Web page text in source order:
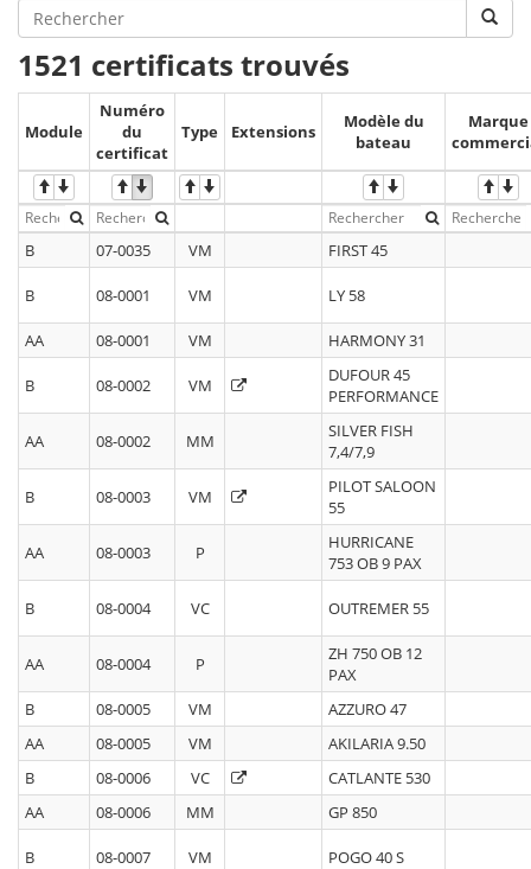
1521 certificats trouvés
Module
Numéro
du
certificat
Type Extensions
Modèle du
bateau
Marque
B 07-0035 VM FIRST 45
B 08-0001 VM LY 58
AA 08-0001 VM HARMONY 31
B 08-0002 VM
DUFOUR 45
PERFORMANCE
AA 08-0002 MM
SILVER FISH
7,4/7,9
B 08-0003 VM
PILOT SALOON
55
AA 08-0003 P
HURRICANE
753 OB 9 PAX
B 08-0004 VC OUTREMER 55
AA 08-0004 P
ZH 750 OB 12
PAX
B
08-0005 VM
AZZURO 47
AA
08-0005 VM
AKILARIA 9.50
B
08-0006 VC
CATLANTE 530
AA
08-0006 MM GP 850
B 08-0007 VM POGO 40 S